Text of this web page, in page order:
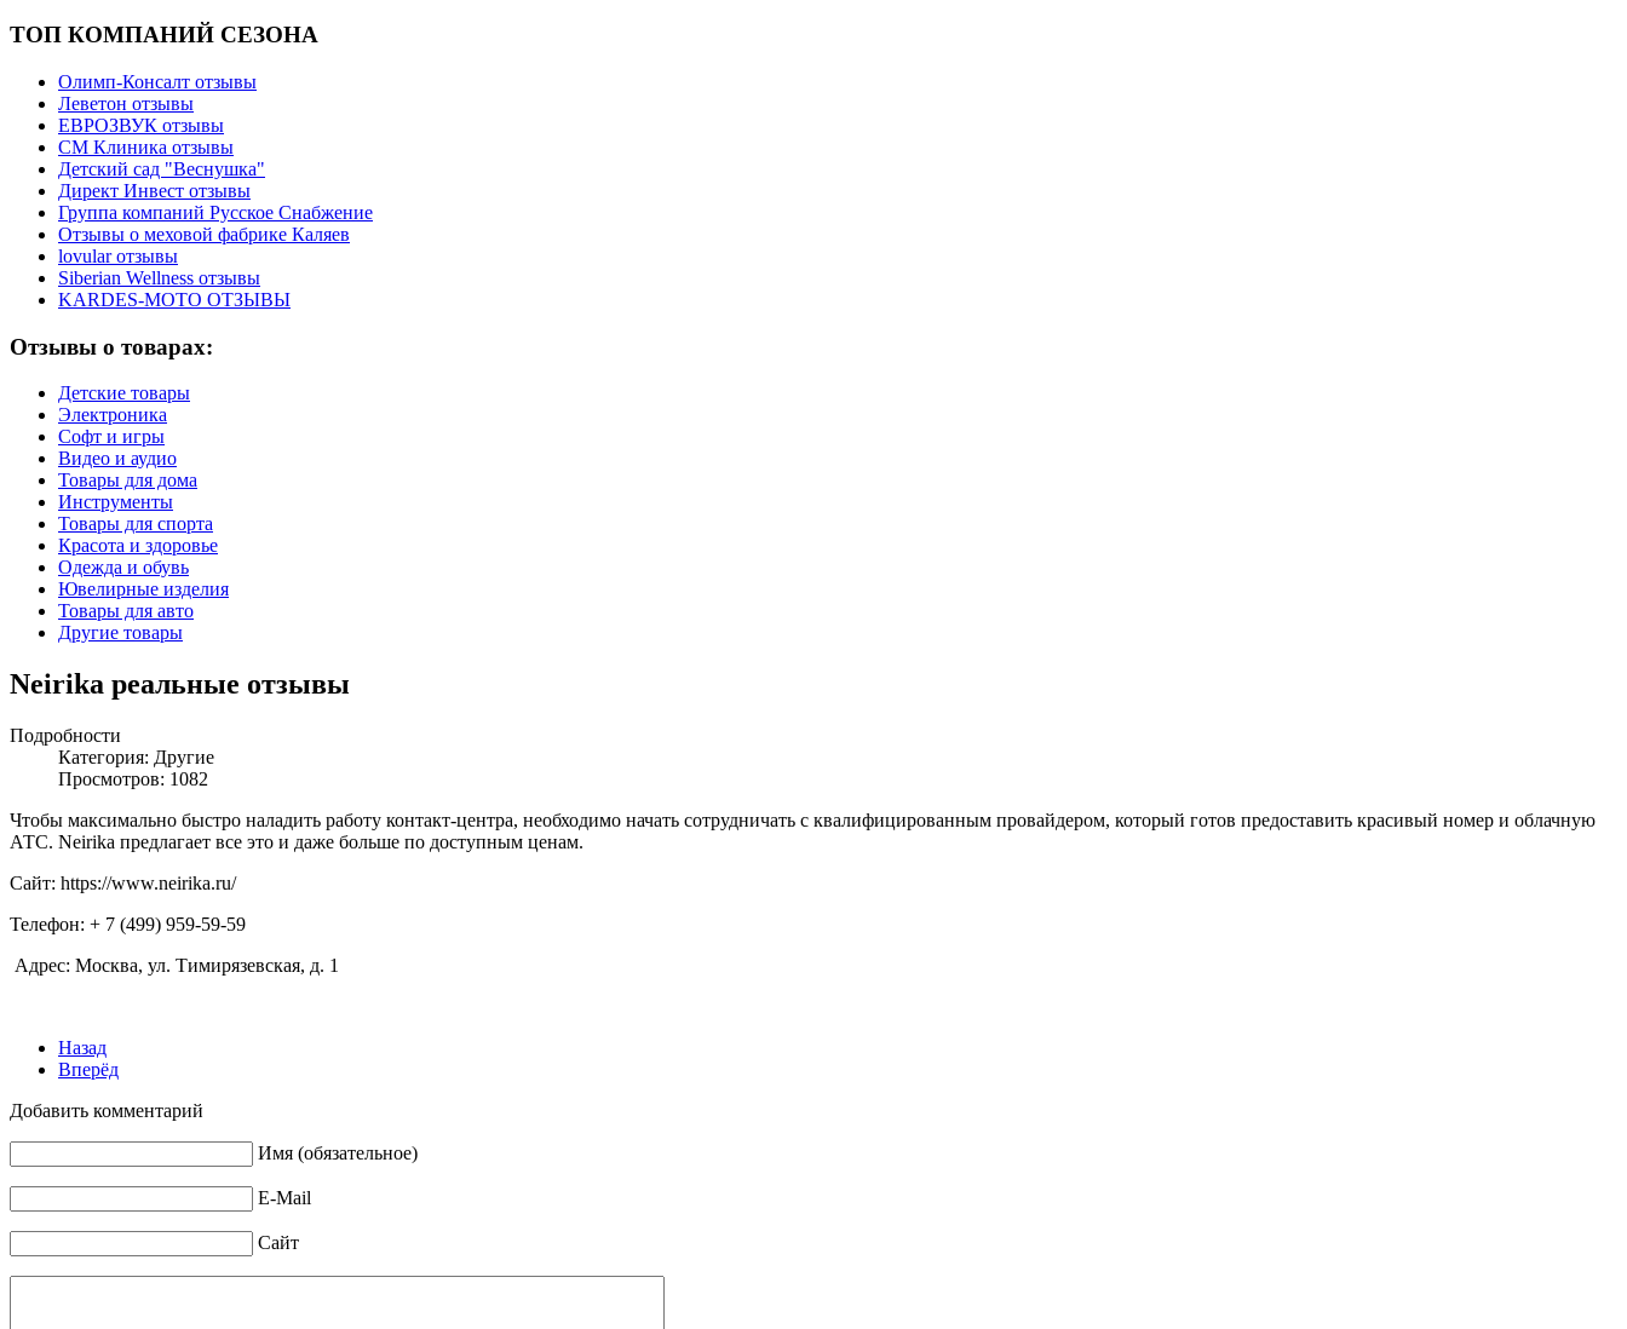
ТОП КОМПАНИЙ СЕЗОНА
Олимп-Консалт отзывы
Леветон отзывы
ЕВРОЗВУК отзывы
СМ Клиника отзывы
Детский сад "Веснушка"
Директ Инвест отзывы
Группа компаний Русское Снабжение
Отзывы о меховой фабрике Каляев
lovular отзывы
Siberian Wellness отзывы
KARDES-MOTO ОТЗЫВЫ
Отзывы о товарах:
Детские товары
Электроника
Софт и игры
Видео и аудио
Товары для дома
Инструменты
Товары для спорта
Красота и здоровье
Одежда и обувь
Ювелирные изделия
Товары для авто
Другие товары
Neirika реальные отзывы
Подробности
Категория: Другие
Просмотров: 1082
Чтобы максимально быстро наладить работу контакт-центра, необходимо начать сотрудничать с квалифицированным провайдером, который готов предоставить красивый номер и облачную
АТС. Neirika предлагает все это и даже больше по доступным ценам.
Сайт: https://www.neirika.ru/
Телефон: + 7 (499) 959-59-59
Адрес: Москва, ул. Тимирязевская, д. 1
Назад
Вперёд
Добавить комментарий
Имя (обязательное)
E-Mail
Сайт